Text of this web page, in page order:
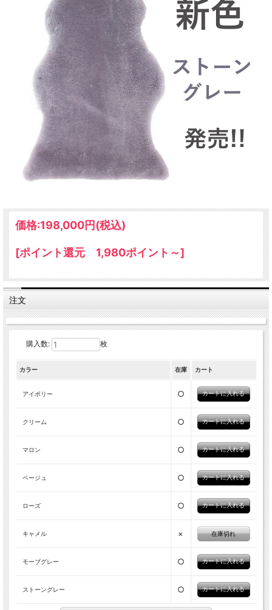
価格:198,000円(税込)
[ポイント還元 1,980ポイント～]
注文
購入数: 枚
カラー 在庫 カート
アイボリー ○
クリーム ○
マロン ○
ベージュ ○
ローズ ○
キャメル × 在庫切れ
モーブグレー ○
ストーングレー ○